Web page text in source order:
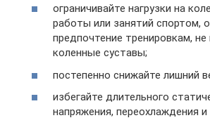
ограничивайте нагрузки на
работы или занятий спортом,
предпочтение тренировкам,
коленные суставы;
постепенно снижайте лишний
избегайте длительного
напряжения, переохлаждения и